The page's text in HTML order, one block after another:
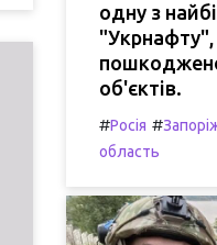
одну з
"Укрнафту",
об'єктів.
#Росія #
область